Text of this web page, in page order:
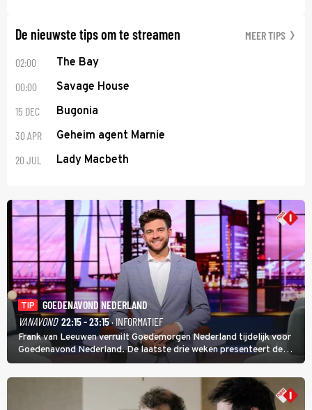
De nieuwste tips om te streamen MEER TIPS
02:00 The Bay
00:00 Savage House
15 DEC Bugonia
30 APR Geheim agent Marnie
20 JUL Lady Macbeth
TIP
GOEDENAVOND NEDERLAND
VANAVOND 22:15 - 23:15· INFORMATIEF
Frank van Leeuwen verruilt Goedemorgen Nederland tijdelijk voor
Goedenavond Nederland. De laatste drie weken presenteert de
journalist en De Slimste Mens-winnaar deze avondtalkshow om en
om met Sam Hagens, die er al vanaf het begin bij is.